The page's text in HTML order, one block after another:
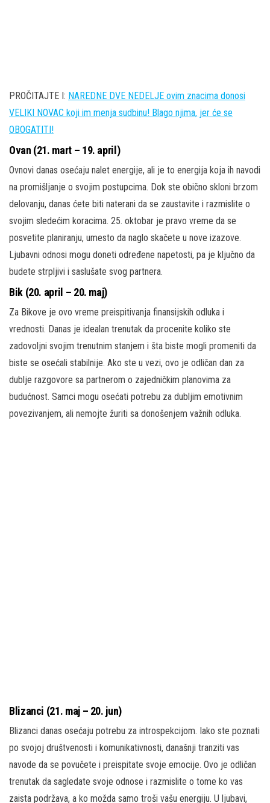
PROČITAJTE I: NAREDNE DVE NEDELJE ovim znacima donosi
VELIKI NOVAC koji im menja sudbinu! Blago njima, jer će se
OBOGATITI!
Ovan (21. mart – 19. april)
Ovnovi danas osećaju nalet energije, ali je to energija koja ih navodi
na promišljanje o svojim postupcima. Dok ste obično skloni brzom
delovanju, danas ćete biti naterani da se zaustavite i razmislite o
svojim sledećim koracima. 25. oktobar je pravo vreme da se
posvetite planiranju, umesto da naglo skačete u nove izazove.
Ljubavni odnosi mogu doneti određene napetosti, pa je ključno da
budete strpljivi i saslušate svog partnera.
Bik (20. april – 20. maj)
Za Bikove je ovo vreme preispitivanja finansijskih odluka i
vrednosti. Danas je idealan trenutak da procenite koliko ste
zadovoljni svojim trenutnim stanjem i šta biste mogli promeniti da
biste se osećali stabilnije. Ako ste u vezi, ovo je odličan dan za
dublje razgovore sa partnerom o zajedničkim planovima za
budućnost. Samci mogu osećati potrebu za dubljim emotivnim
povezivanjem, ali nemojte žuriti sa donošenjem važnih odluka.
Blizanci (21. maj – 20. jun)
Blizanci danas osećaju potrebu za introspekcijom. Iako ste poznati
po svojoj društvenosti i komunikativnosti, današnji tranziti vas
navode da se povučete i preispitate svoje emocije. Ovo je odličan
trenutak da sagledate svoje odnose i razmislite o tome ko vas
zaista podržava, a ko možda samo troši vašu energiju. U ljubavi,